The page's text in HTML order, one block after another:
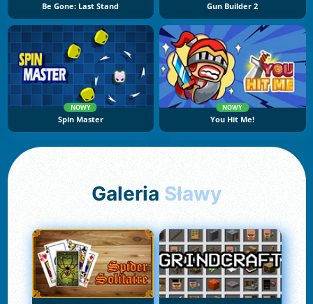
Be Gone: Last Stand Gun Builder 2
NOWY
Spin Master
NOWY
You Hit Me!
Galeria Sławy